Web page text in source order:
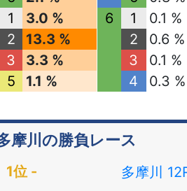
1
3.0 %
2
13.3 %
3
3.3 %
5
1.1 %
6
1
0.1 %
2
0.6 %
3
0.1 %
4
0.3 %
摩川の勝負レース
多摩川